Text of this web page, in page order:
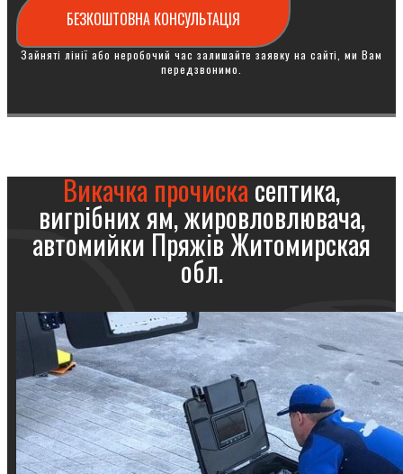
БЕЗКОШТОВНА КОНСУЛЬТАЦІЯ
Зайняті лінії або неробочий час залишайте заявку на сайті, ми Вам
передзвонимо.
Викачка прочискасептика,
вигрібних ям, жировловлювача,
автомийки Пряжів Житомирская
обл.